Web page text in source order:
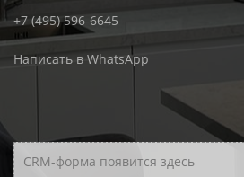
+7 (495) 596-6645
Написать в WhatsApp
CRM-форма появится здесь